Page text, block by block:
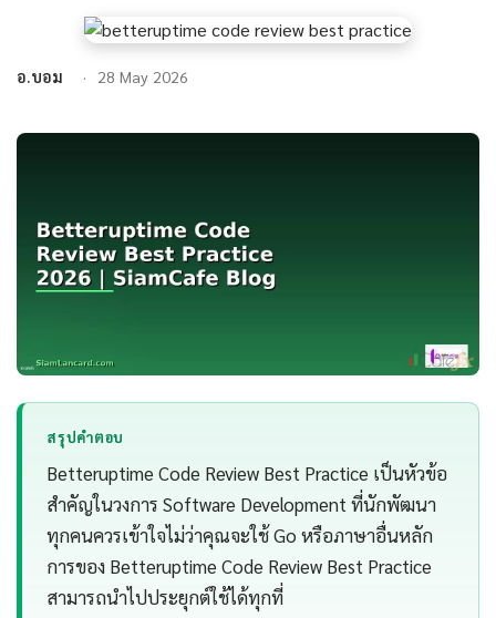
อ.บอม 28 May 2026
สรุปคำตอบ
Betteruptime Code Review Best Practice เป็นหัวข้อ
สำคัญในวงการ Software Development ที่นักพัฒนา
ทุกคนควรเข้าใจไม่ว่าคุณจะใช้ Go หรือภาษาอื่นหลัก
การของ Betteruptime Code Review Best Practice
สามารถนำไปประยุกต์ใช้ได้ทุกที่